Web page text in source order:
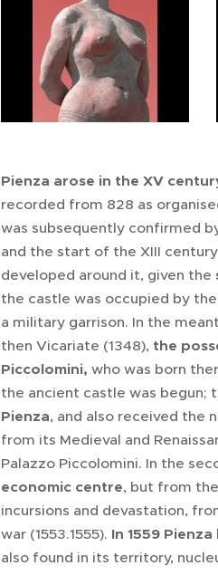
Pienza arose in the XV
recorded from 828 as
was subsequently confirmed
and the start of the XIII
developed around it, given the
the castle was occupied by
a military garrison. In the
then Vicariate (1348), the
Piccolomini, who was born
the ancient castle was begun;
Pienza, and also received the
from its Medieval and
Palazzo Piccolomini. In the
economic centre, but from
incursions and devastation,
war (1553.1555). In 1559
also found in its territory,